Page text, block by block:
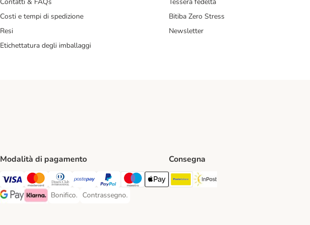
Costi e tempi di spedizione
Resi
Etichettatura degli imballaggi
Bitiba Zero Stress
Newsletter
Modalità di pagamento
Visa. Payment Method
Mastercard. Payment Method
Diners Club. Payment Method
Postepay. Payment Method
PayPal. Payment Method
Maestro. Payment Method
Apple pay. Payment Method
Google Pay Payment Method
Klarna Payment Method
Bonifico.
Bonifico. Payment Method
Contrassegno.
Contrassegno. Payment Method
Consegna
Poste Italiane. Shipping Method